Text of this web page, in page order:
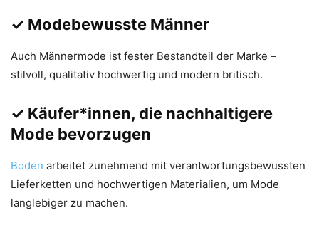
✓ Modebewusste Männer
Auch Männermode ist fester Bestandteil der Marke –
stilvoll, qualitativ hochwertig und modern britisch.
✓ Käufer*innen, die nachhaltigere
Mode bevorzugen
Boden arbeitet zunehmend mit verantwortungsbewussten
Lieferketten und hochwertigen Materialien, um Mode
langlebiger zu machen.